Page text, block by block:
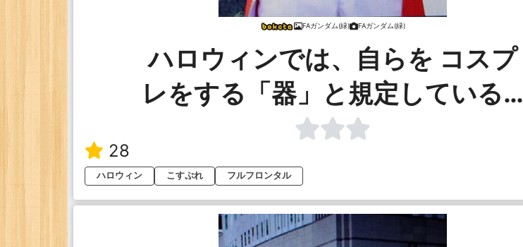
FAガンダム(緑) FAガンダム(緑)
ハロウィンでは、自らを コスプ
レをする「器」と規定している…
28
ハロウィン
こすぷれ フルフロンタル